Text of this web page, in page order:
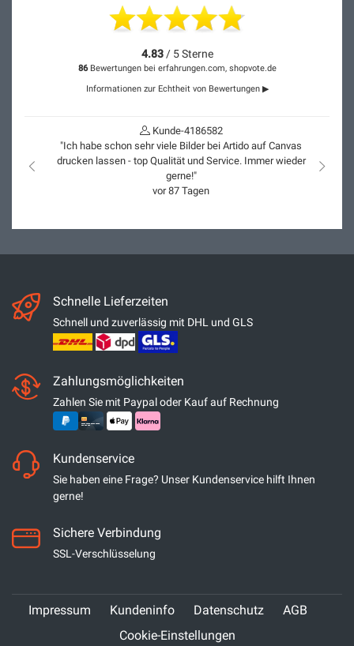
4.83/ 5 Sterne
86Bewertungen bei erfahrungen.com, shopvote.de
Informationen zur Echtheit von Bewertungen ▶
Kunde-4186582
"Ich habe schon sehr viele Bilder bei Artido auf Canvas
drucken lassen - top Qualität und Service. Immer wieder
gerne!"
vor 87 Tagen
nach links nach
Schnelle Lieferzeiten
Schnell und zuverlässig mit DHL und GLS
Zahlungsmöglichkeiten
Zahlen Sie mit Paypal oder Kauf auf Rechnung
Kundenservice
Sie haben eine Frage? Unser Kundenservice hilft Ihnen
gerne!
Sichere Verbindung
SSL-Verschlüsselung
Impressum Kundeninfo Datenschutz
AGB
Cookie-Einstellungen